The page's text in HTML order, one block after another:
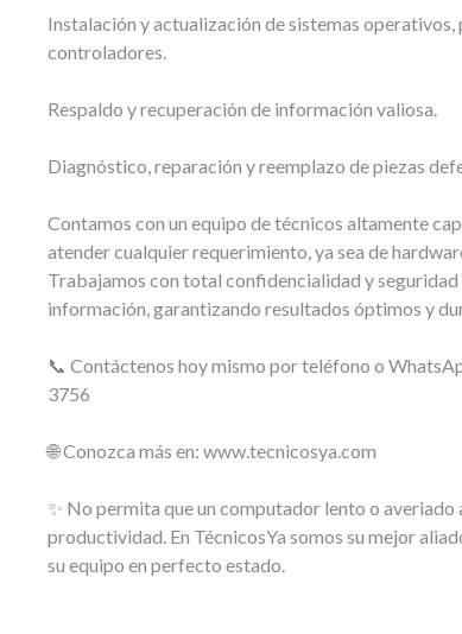
Instalación y actualización de sistemas operativos,
controladores.
Respaldo y recuperación de información valiosa.
Diagnóstico, reparación y reemplazo de piezas
Contamos con un equipo de técnicos altamente
atender cualquier requerimiento, ya sea de
Trabajamos con total confidencialidad y seguridad
información, garantizando resultados óptimos y
📞 Contáctenos hoy mismo por teléfono o
3756
🌐 Conozca más en: www.tecnicosya.com
✨ No permita que un computador lento o averiado
productividad. En TécnicosYa somos su mejor
su equipo en perfecto estado.